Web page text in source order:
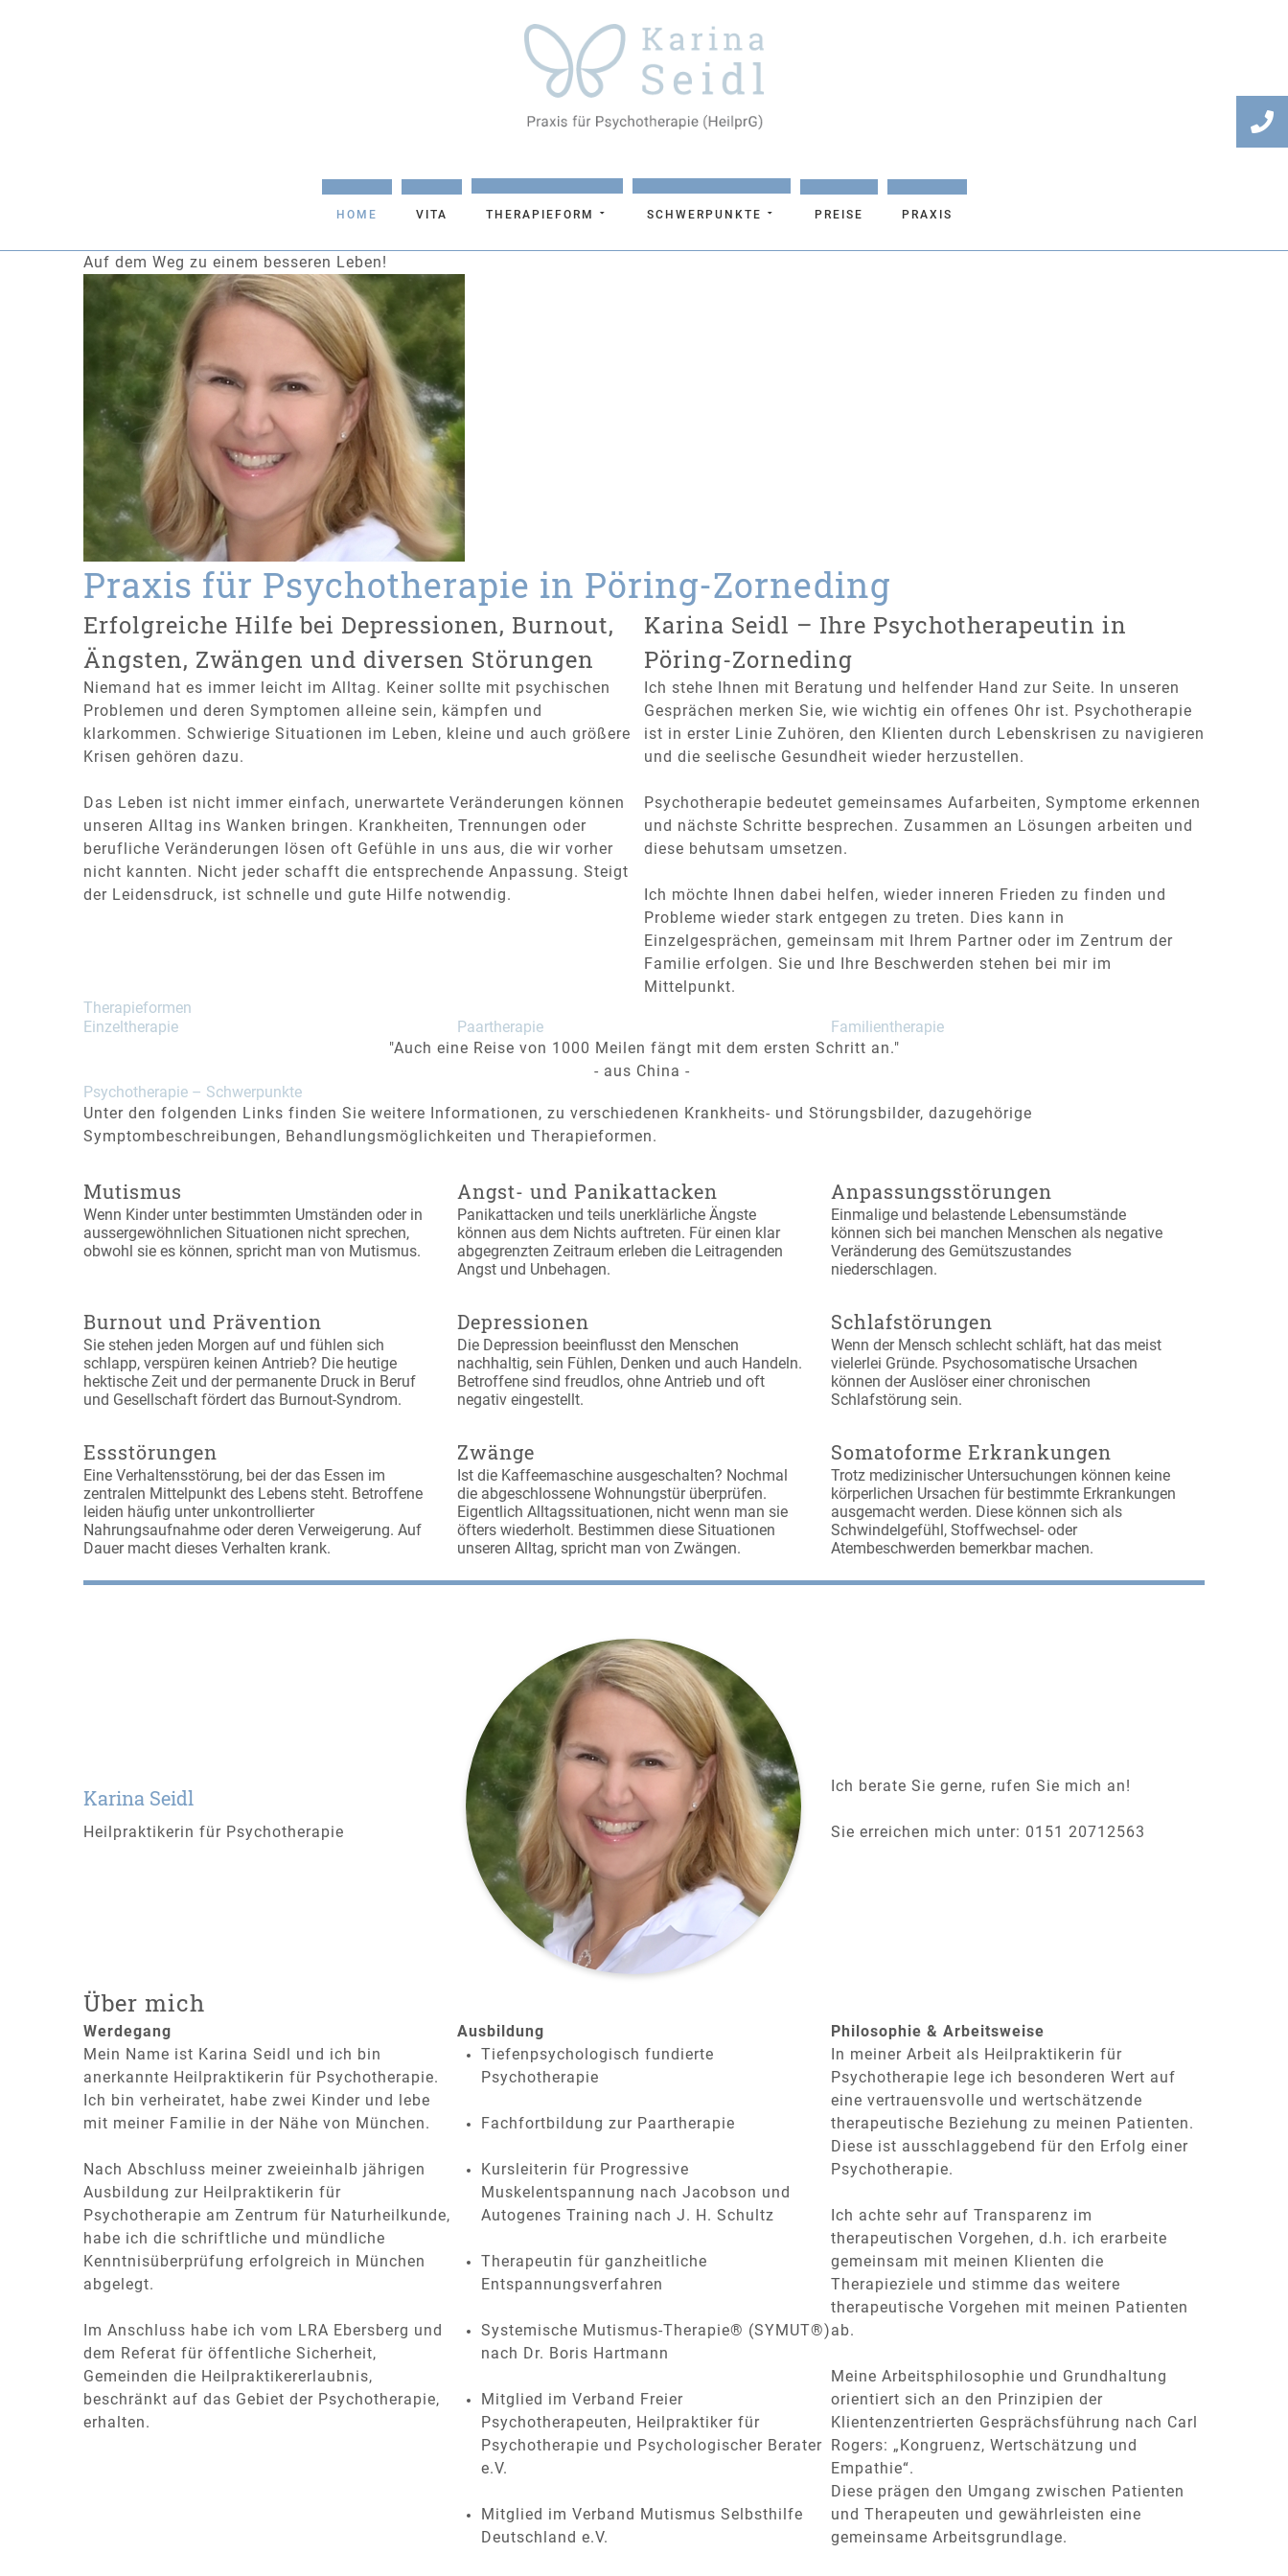
HOME VITA THERAPIEFORM SCHWERPUNKTE PREISE PRAXIS
Auf dem Weg zu einem besseren Leben!
Praxis für Psychotherapie in Pöring-Zorneding
Erfolgreiche Hilfe bei Depressionen, Burnout,
Ängsten, Zwängen und diversen Störungen
Niemand hat es immer leicht im Alltag. Keiner sollte mit psychischen
Problemen und deren Symptomen alleine sein, kämpfen und
klarkommen. Schwierige Situationen im Leben, kleine und auch größere
Krisen gehören dazu.
Das Leben ist nicht immer einfach, unerwartete Veränderungen können
unseren Alltag ins Wanken bringen. Krankheiten, Trennungen oder
berufliche Veränderungen lösen oft Gefühle in uns aus, die wir vorher
nicht kannten. Nicht jeder schafft die entsprechende Anpassung. Steigt
der Leidensdruck, ist schnelle und gute Hilfe notwendig.
Karina Seidl – Ihre Psychotherapeutin in
Pöring-Zorneding
Ich stehe Ihnen mit Beratung und helfender Hand zur Seite. In unseren
Gesprächen merken Sie, wie wichtig ein offenes Ohr ist. Psychotherapie
ist in erster Linie Zuhören, den Klienten durch Lebenskrisen zu navigieren
und die seelische Gesundheit wieder herzustellen.
Psychotherapie bedeutet gemeinsames Aufarbeiten, Symptome erkennen
und nächste Schritte besprechen. Zusammen an Lösungen arbeiten und
diese behutsam umsetzen.
Ich möchte Ihnen dabei helfen, wieder inneren Frieden zu finden und
Probleme wieder stark entgegen zu treten. Dies kann in
Einzelgesprächen, gemeinsam mit Ihrem Partner oder im Zentrum der
Familie erfolgen. Sie und Ihre Beschwerden stehen bei mir im
Mittelpunkt.
Therapieformen
Einzeltherapie
Paartherapie
Familientherapie
"Auch eine Reise von 1000 Meilen fängt mit dem ersten Schritt an."
- aus China -
Psychotherapie – Schwerpunkte
Unter den folgenden Links finden Sie weitere Informationen, zu verschiedenen Krankheits- und Störungsbilder, dazugehörige
Symptombeschreibungen, Behandlungsmöglichkeiten und Therapieformen.
Mutismus
Wenn Kinder unter bestimmten Umständen oder in
aussergewöhnlichen Situationen nicht sprechen,
obwohl sie es können, spricht man von Mutismus.
Angst- und Panikattacken
Panikattacken und teils unerklärliche Ängste
können aus dem Nichts auftreten. Für einen klar
abgegrenzten Zeitraum erleben die Leitragenden
Angst und Unbehagen.
Anpassungsstörungen
Einmalige und belastende Lebensumstände
können sich bei manchen Menschen als negative
Veränderung des Gemütszustandes
niederschlagen.
Burnout und Prävention
Sie stehen jeden Morgen auf und fühlen sich
schlapp, verspüren keinen Antrieb? Die heutige
hektische Zeit und der permanente Druck in Beruf
und Gesellschaft fördert das Burnout-Syndrom.
Depressionen
Die Depression beeinflusst den Menschen
nachhaltig, sein Fühlen, Denken und auch Handeln.
Betroffene sind freudlos, ohne Antrieb und oft
negativ eingestellt.
Schlafstörungen
Wenn der Mensch schlecht schläft, hat das meist
vielerlei Gründe. Psychosomatische Ursachen
können der Auslöser einer chronischen
Schlafstörung sein.
Essstörungen
Eine Verhaltensstörung, bei der das Essen im
zentralen Mittelpunkt des Lebens steht. Betroffene
leiden häufig unter unkontrollierter
Nahrungsaufnahme oder deren Verweigerung. Auf
Dauer macht dieses Verhalten krank.
Zwänge
Ist die Kaffeemaschine ausgeschalten? Nochmal
die abgeschlossene Wohnungstür überprüfen.
Eigentlich Alltagssituationen, nicht wenn man sie
öfters wiederholt. Bestimmen diese Situationen
unseren Alltag, spricht man von Zwängen.
Somatoforme Erkrankungen
Trotz medizinischer Untersuchungen können keine
körperlichen Ursachen für bestimmte Erkrankungen
ausgemacht werden. Diese können sich als
Schwindelgefühl, Stoffwechsel- oder
Atembeschwerden bemerkbar machen.
Karina Seidl
Heilpraktikerin für Psychotherapie
Ich berate Sie gerne, rufen Sie mich an!
Sie erreichen mich unter: 0151 20712563
Über mich
Werdegang
Mein Name ist Karina Seidl und ich bin
anerkannte Heilpraktikerin für Psychotherapie.
Ich bin verheiratet, habe zwei Kinder und lebe
mit meiner Familie in der Nähe von München.
Nach Abschluss meiner zweieinhalb jährigen
Ausbildung zur Heilpraktikerin für
Psychotherapie am Zentrum für Naturheilkunde,
habe ich die schriftliche und mündliche
Kenntnisüberprüfung erfolgreich in München
abgelegt.
Im Anschluss habe ich vom LRA Ebersberg und
dem Referat für öffentliche Sicherheit,
Gemeinden die Heilpraktikererlaubnis,
beschränkt auf das Gebiet der Psychotherapie,
erhalten.
Ausbildung
Tiefenpsychologisch fundierte
Psychotherapie
Fachfortbildung zur Paartherapie
Kursleiterin für Progressive
Muskelentspannung nach Jacobson und
Autogenes Training nach J. H. Schultz
Therapeutin für ganzheitliche
Entspannungsverfahren
Systemische Mutismus-Therapie® (SYMUT®)
nach Dr. Boris Hartmann
Mitglied im Verband Freier
Psychotherapeuten, Heilpraktiker für
Psychotherapie und Psychologischer Berater
e.V.
Mitglied im Verband Mutismus Selbsthilfe
Deutschland e.V.
Philosophie & Arbeitsweise
In meiner Arbeit als Heilpraktikerin für
Psychotherapie lege ich besonderen Wert auf
eine vertrauensvolle und wertschätzende
therapeutische Beziehung zu meinen Patienten.
Diese ist ausschlaggebend für den Erfolg einer
Psychotherapie.
Ich achte sehr auf Transparenz im
therapeutischen Vorgehen, d.h. ich erarbeite
gemeinsam mit meinen Klienten die
Therapieziele und stimme das weitere
therapeutische Vorgehen mit meinen Patienten
ab.
Meine Arbeitsphilosophie und Grundhaltung
orientiert sich an den Prinzipien der
Klientenzentrierten Gesprächsführung nach Carl
Rogers: „Kongruenz, Wertschätzung und
Empathie“.
Diese prägen den Umgang zwischen Patienten
und Therapeuten und gewährleisten eine
gemeinsame Arbeitsgrundlage.